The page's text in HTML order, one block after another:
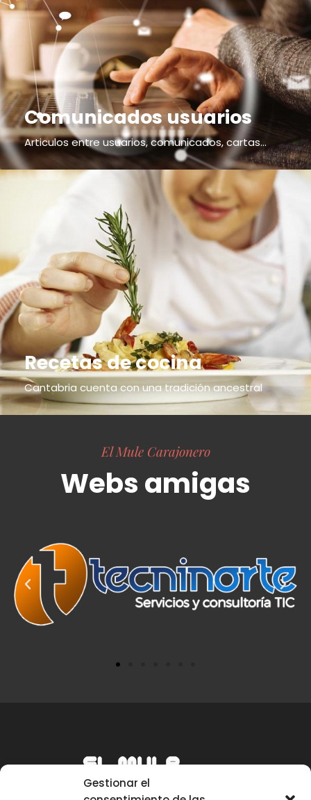
Gestionar el
Comunicados usuarios
Articulos entre usuarios, comunicados, cartas...
Recetas de cocina
Cantabria cuenta con una tradición ancestral
El Mule Carajonero
Webs amigas